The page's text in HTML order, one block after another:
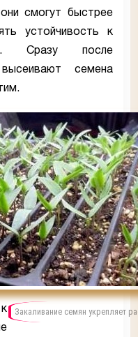
смогут быстрее
устойчивость к
Сразу после
высеивают семена
Закаливание семян укрепляет